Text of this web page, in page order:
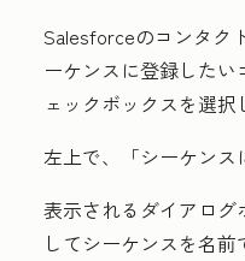
Salesforceのコンタク
ーケンスに登録した
ェックボックスを選択
左上で、
「シーケンス
表示されるダイアログ
してシーケンスを名前